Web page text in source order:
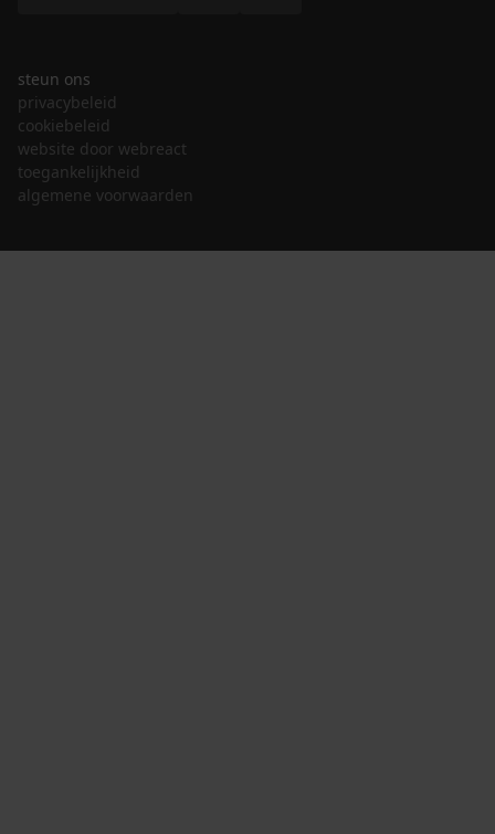
steun ons
privacybeleid
cookiebeleid
website door webreact
toegankelijkheid
algemene voorwaarden